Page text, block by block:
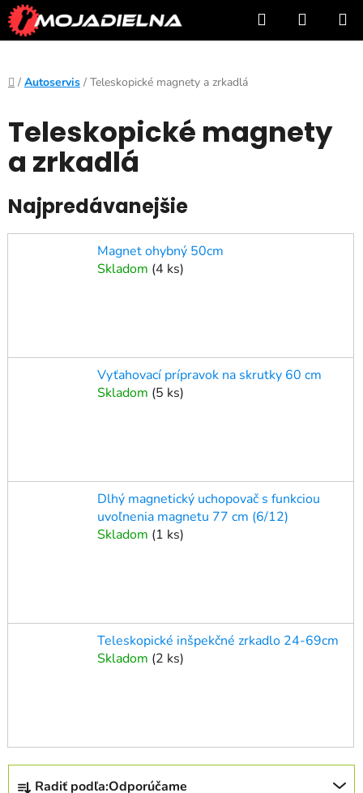
Prejsť
na
obsah
Hľadať
KOŠÍK
Domov
/ Autoservis / Teleskopické magnety a zrkadlá
Teleskopické magnety
a zrkadlá
Najpredávanejšie
Magnet ohybný 50cm
Skladom (4 ks)
Vyťahovací prípravok na skrutky 60 cm
Skladom (5 ks)
Dlhý magnetický uchopovač s funkciou
uvoľnenia magnetu 77 cm (6/12)
Skladom (1 ks)
Teleskopické inšpekčné zrkadlo 24-69cm
Skladom (2 ks)
R Radiť podľa:Odporúčame